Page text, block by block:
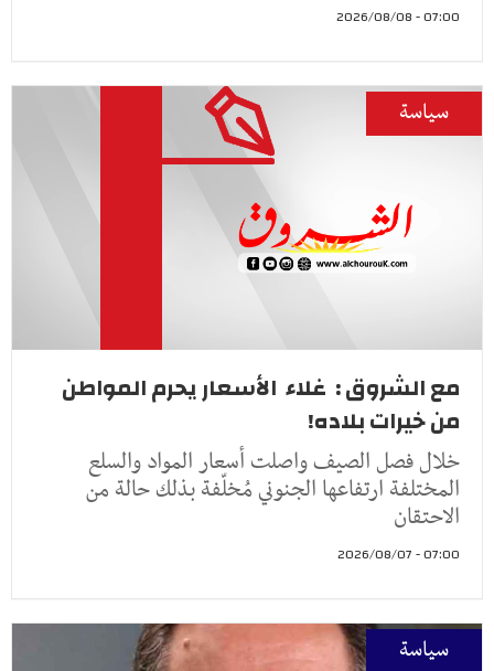
07:00 - 2026/08/08
سياسة
مع الشروق : غلاء الأسعار يحرم المواطن
من خيرات بلاده!
خلال فصل الصيف واصلت أسعار المواد والسلع
المختلفة ارتفاعها الجنوني مُخلّفة بذلك حالة من
الاحتقان
07:00 - 2026/08/07
سياسة